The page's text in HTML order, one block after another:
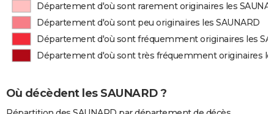
Département d'où sont rarement originaires les
Département d'où sont peu originaires les SAUNARD
Département d'où sont fréquemment originaires les
Département d'où sont très fréquemment originaires
Où décèdent les SAUNARD ?